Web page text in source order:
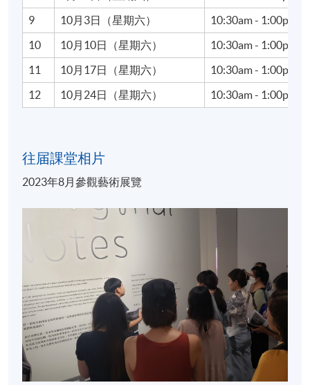
憑藉學術理論與市場實戰並重的雙重背景，劉氏經常
獲邀於國際機構發表專題演講，致力於引導公眾深入
理解物質文化、藝術史及藝術市場的趨勢與動態。
朱天韻
為南豐集團旗艦商場AIRSIDE及保育地標南豐紗廠
野打破藝術文化界限，創造連結大眾的展覽體驗，近
怪奇：走進ASMR的世界》、在地啟發的《愛你一萬
字》文字主題展覽等。
朱氏的策展方向植根於其文化研究背景，她於倫敦大
學金匠學院完成藝術行政及文化政策碩士，並擁有逾
十年媒體工作背景，賦予其敏銳的批判思考與傳播直
覺。朱氏於2018年創立獨立藝術空間foreforehead，曾
以《扭蛋美術館》、《巷仔街招展》等實驗性跨媒介
展覽備受好評；
9
10月3日（星期六）
10:30am - 1:00pm
10
10月10日（星期六）
10:30am - 1:00pm
11
10月17日（星期六）
10:30am - 1:00pm
12
10月24日（星期六） 10:30am - 1:00pm
往届課堂相片
2023年8月參觀藝術展覽